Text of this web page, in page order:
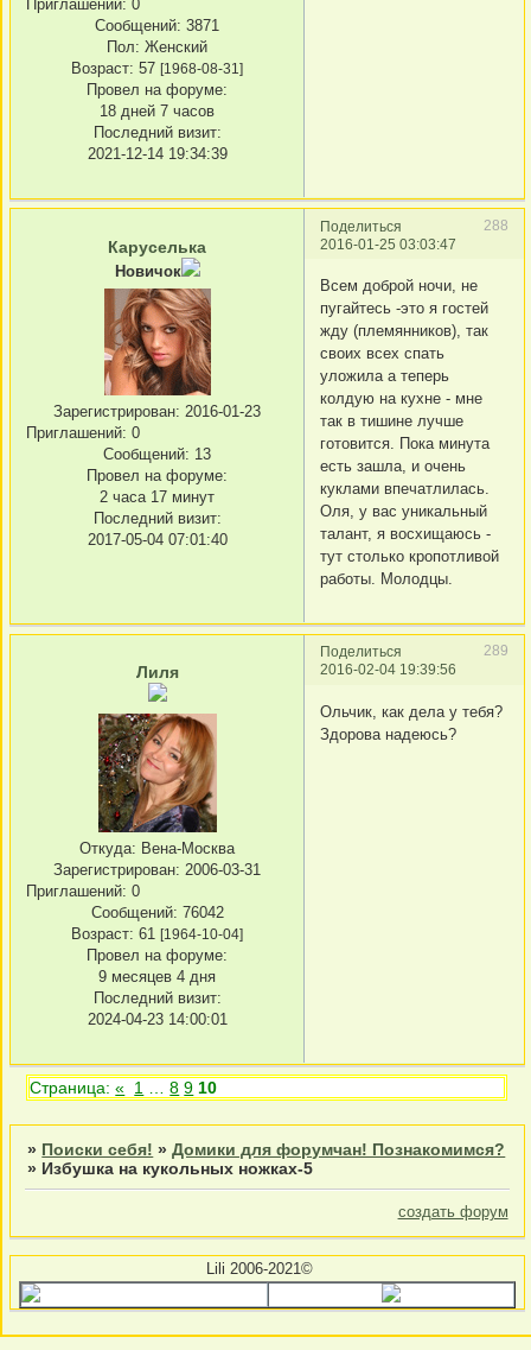
Приглашений: 0
Сообщений: 3871
Пол: Женский
Возраст: 57 [1968-08-31]
Провел на форуме:
18 дней 7 часов
Последний визит:
2021-12-14 19:34:39
Поделиться
288
2016-01-25 03:03:47
Каруселька
Новичок
Зарегистрирован: 2016-01-23
Приглашений: 0
Сообщений: 13
Провел на форуме:
2 часа 17 минут
Последний визит:
2017-05-04 07:01:40
Всем доброй ночи, не
пугайтесь -это я гостей
жду (племянников), так
своих всех спать
уложила а теперь
колдую на кухне - мне
так в тишине лучше
готовится. Пока минута
есть зашла, и очень
куклами впечатлилась.
Оля, у вас уникальный
талант, я восхищаюсь -
тут столько кропотливой
работы. Молодцы.
Поделиться
289
2016-02-04 19:39:56
Лиля
Откуда: Вена-Москва
Зарегистрирован: 2006-03-31
Приглашений: 0
Сообщений: 76042
Возраст: 61 [1964-10-04]
Провел на форуме:
9 месяцев 4 дня
Последний визит:
2024-04-23 14:00:01
Ольчик, как дела у тебя?
Здорова надеюсь?
Страница:« 1 8 9 10
» Поиски себя! »Домики для форумчан! Познакомимся?
» Избушка на кукольных ножках-5
создать форум
Lili 2006-2021©